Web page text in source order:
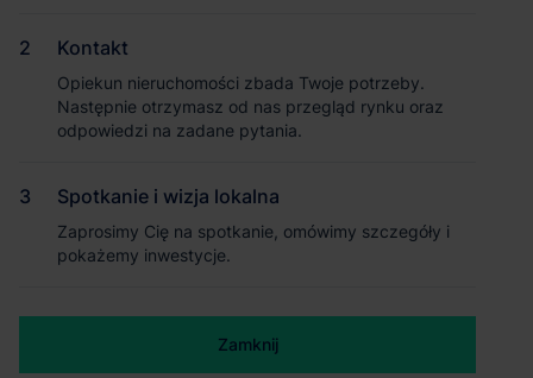
Magazyn Panattoni Park Nadarzyn
Urzut , Mazowieckie
Kontakt
Opiekun nieruchomości zbada Twoje potrzeby.
Następnie otrzymasz od nas przegląd rynku oraz
odpowiedzi na zadane pytania.
Spotkanie i wizja lokalna
Zaprosimy Cię na spotkanie, omówimy szczegóły i
pokażemy inwestycje.
Zamknij
Nazwa firmy
Email służbowy
Kontakt
Opiekun nieruchomości zbada Twoje potrzeby.
Następnie otrzymasz od nas przegląd rynku oraz
odpowiedzi na zadane pytania.
Spotkanie i wizja lokalna
Zaprosimy Cię na spotkanie, omówimy szczegóły i
pokażemy inwestycje.
Zamknij